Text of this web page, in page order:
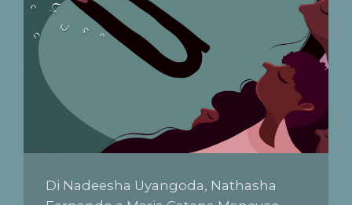
Di Nadeesha Uyangoda, Nathasha